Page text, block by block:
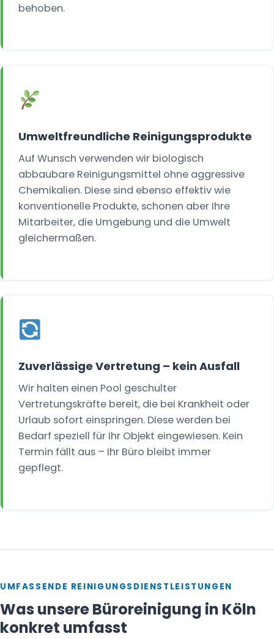
behoben.
Umweltfreundliche Reinigungsprodukte
Auf Wunsch verwenden wir biologisch
abbaubare Reinigungsmittel ohne aggressive
Chemikalien. Diese sind ebenso effektiv wie
konventionelle Produkte, schonen aber Ihre
Mitarbeiter, die Umgebung und die Umwelt
gleichermaßen.
Zuverlässige Vertretung – kein Ausfall
Wir halten einen Pool geschulter
Vertretungskräfte bereit, die bei Krankheit oder
Urlaub sofort einspringen. Diese werden bei
Bedarf speziell für Ihr Objekt eingewiesen. Kein
Termin fällt aus – Ihr Büro bleibt immer
gepflegt.
UMFASSENDE REINIGUNGSDIENSTLEISTUNGEN
Was unsere Büroreinigung in Köln
konkret umfasst